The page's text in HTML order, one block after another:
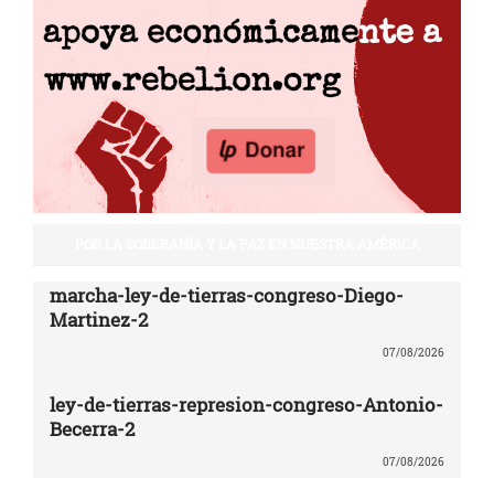
marcha-ley-de-tierras-congreso-Diego-
Martinez-2
07/08/2026
ley-de-tierras-represion-congreso-Antonio-
Becerra-2
07/08/2026